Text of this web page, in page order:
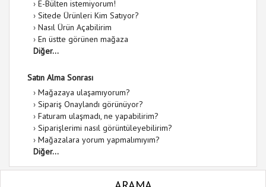
› E-Bülten istemiyorum!
› Sitede Ürünleri Kim Satıyor?
› Nasıl Ürün Açabilirim
› En üstte görünen mağaza
Diğer...
Satın Alma Sonrası
› Mağazaya ulaşamıyorum?
› Sipariş Onaylandı görünüyor?
› Faturam ulaşmadı, ne yapabilirim?
› Siparişlerimi nasıl görüntüleyebilirim?
› Mağazalara yorum yapmalımıyım?
Diğer...